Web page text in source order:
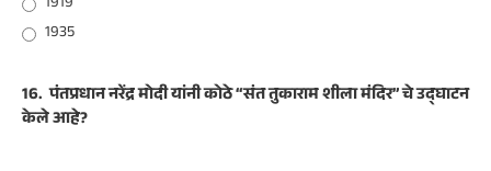
1935
16. पंतप्रधान नरेंद्र मोदी यांनी कोठे “संत तुकाराम शीला मंदिर” चे उद्घाटन
केले आहे?